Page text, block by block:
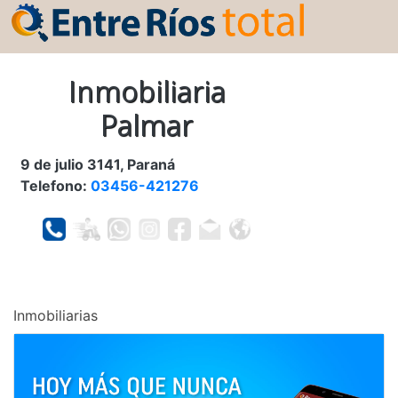
Inmobiliaria
Palmar
9 de julio 3141, Paraná
Telefono: 03456-421276
Inmobiliarias